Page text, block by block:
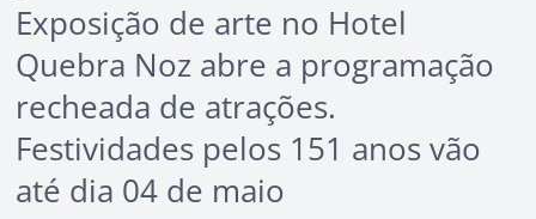
Exposição de arte no Hotel
Quebra Noz abre a programação
recheada de atrações.
Festividades pelos 151 anos vão
até dia 04 de maio